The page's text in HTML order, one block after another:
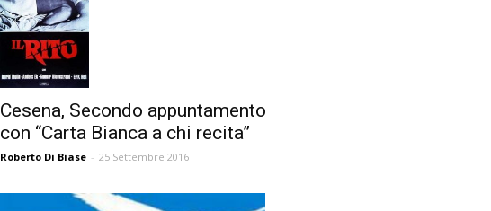
Cesena, Secondo appuntamento
con “Carta Bianca a chi recita”
Roberto Di Biase - 25 Settembre 2016